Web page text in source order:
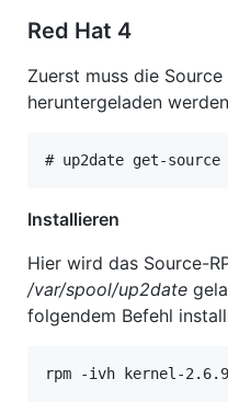
Red Hat 4
Zuerst muss die
heruntergeladen
# up2date get-
Installieren
Hier wird das Source-
/var/spool/up2date
folgendem Befehl
rpm -ivh kernel-